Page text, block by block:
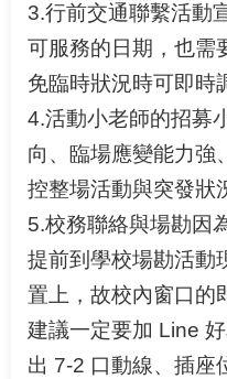
3.行前交通聯繫活動
可服務的日期，也需
免臨時狀況時可即時
4.活動小老師的招募
向、臨場應變能力強
控整場活動與突發狀
5.校務聯絡與場勘因
提前到學校場勘活動
置上，故校內窗口的
建議一定要加 Line
出 7-2 口動線、插座